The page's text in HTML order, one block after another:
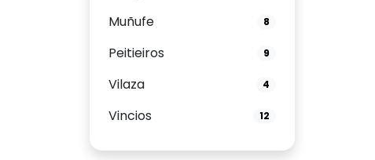
Muñufe 8
Peitieiros 9
Vilaza 4
Vincios 12